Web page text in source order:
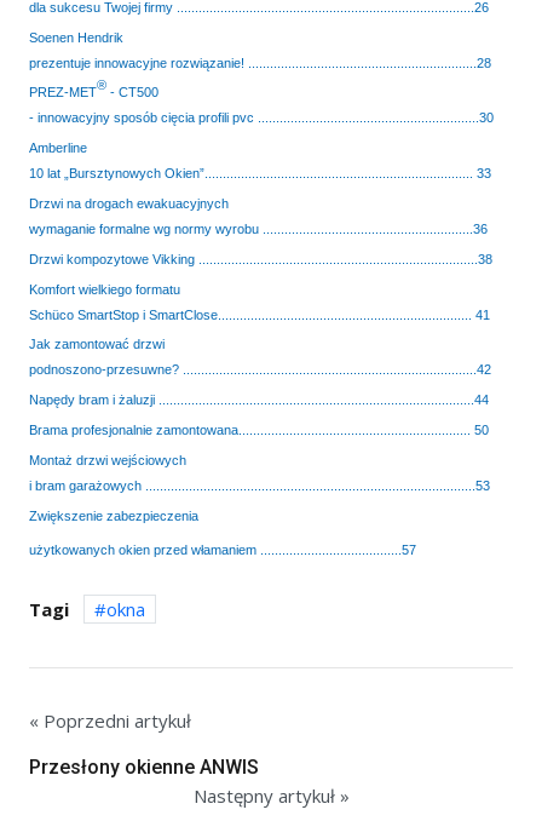
dla sukcesu Twojej firmy ..................................................................................26
Soenen Hendrik
prezentuje innowacyjne rozwiązanie! ...............................................................28
PREZ-MET® - CT500
- innowacyjny sposób cięcia profili pvc .............................................................30
Amberline
10 lat „Bursztynowych Okien”.......................................................................... 33
Drzwi na drogach ewakuacyjnych
wymaganie formalne wg normy wyrobu ..........................................................36
Drzwi kompozytowe Vikking .............................................................................38
Komfort wielkiego formatu
Schüco SmartStop i SmartClose...................................................................... 41
Jak zamontować drzwi
podnoszono-przesuwne? .................................................................................42
Napędy bram i żaluzji .......................................................................................44
Brama profesjonalnie zamontowana................................................................ 50
Montaż drzwi wejściowych
i bram garażowych ...........................................................................................53
Zwiększenie zabezpieczenia
użytkowanych okien przed włamaniem .......................................57
Tagi okna
« Poprzedni artykuł
Przesłony okienne ANWIS
Następny artykuł »